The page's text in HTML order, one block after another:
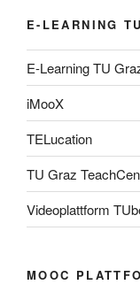
E-LEARNING
E-Learning TU
iMooX
TELucation
TU Graz
Videoplattform
MOOC